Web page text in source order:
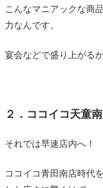
こんなマニアックな商
力なんです。
宴会などで盛り上がる
２．ココイコ天童
それでは早速店内へ！
ココイコ青田南店時代